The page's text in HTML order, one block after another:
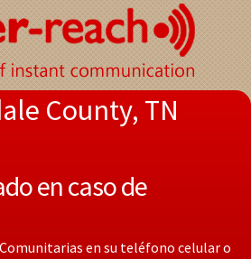
County, TN
en caso de
en su teléfono celular o